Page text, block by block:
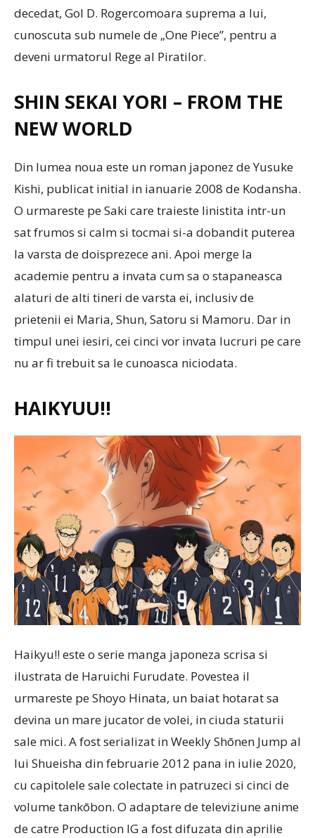
decedat, Gol D. Rogercomoara suprema a lui,
cunoscuta sub numele de „One Piece”, pentru a
deveni urmatorul Rege al Piratilor.
SHIN SEKAI YORI – FROM THE
NEW WORLD
Din lumea noua este un roman japonez de Yusuke
Kishi, publicat initial in ianuarie 2008 de Kodansha.
O urmareste pe Saki care traieste linistita intr-un
sat frumos si calm si tocmai si-a dobandit puterea
la varsta de doisprezece ani. Apoi merge la
academie pentru a invata cum sa o stapaneasca
alaturi de alti tineri de varsta ei, inclusiv de
prietenii ei Maria, Shun, Satoru si Mamoru. Dar in
timpul unei iesiri, cei cinci vor invata lucruri pe care
nu ar fi trebuit sa le cunoasca niciodata.
HAIKYUU!!
Haikyu!! este o serie manga japoneza scrisa si
ilustrata de Haruichi Furudate. Povestea il
urmareste pe Shoyo Hinata, un baiat hotarat sa
devina un mare jucator de volei, in ciuda staturii
sale mici. A fost serializat in Weekly Shōnen Jump al
lui Shueisha din februarie 2012 pana in iulie 2020,
cu capitolele sale colectate in patruzeci si cinci de
volume tankōbon. O adaptare de televiziune anime
de catre Production IG a fost difuzata din aprilie